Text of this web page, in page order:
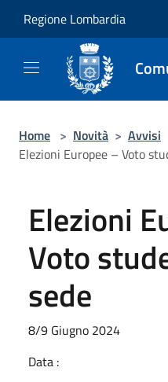
Regione Lombardia
Home > Novità > Avvisi
Elezioni Europee – Voto
Elezioni
Voto
sede
8/9 Giugno 2024
Data :